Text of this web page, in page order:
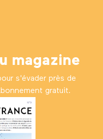
magazine
s'évader près de
gratuit.